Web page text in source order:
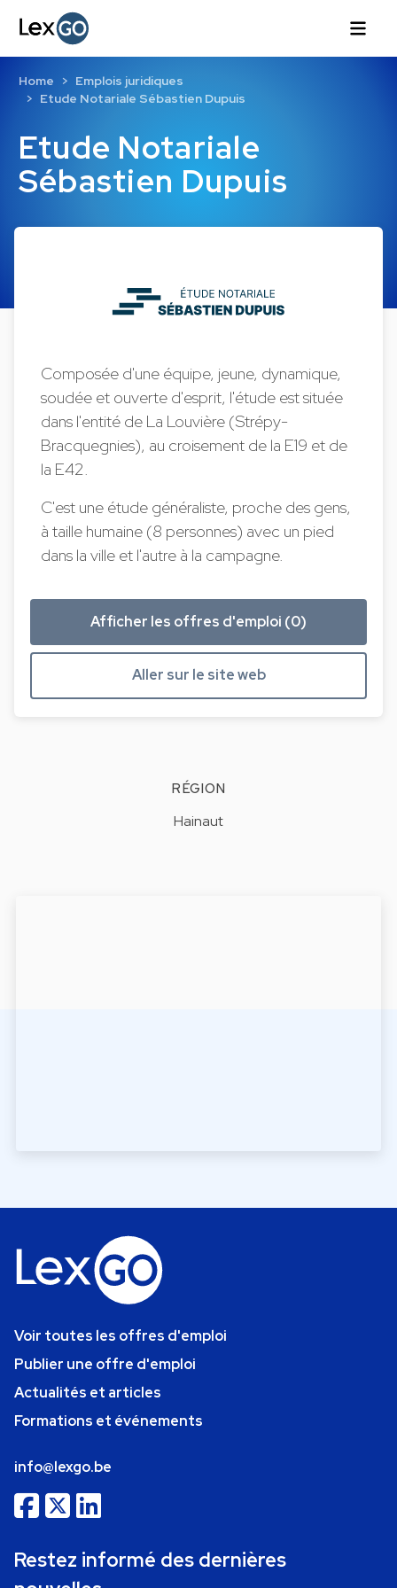
Etude Notariale
Sébastien Dupuis
Home
Emplois juridiques
Etude Notariale Sébastien Dupuis
Composée d'une équipe, jeune, dynamique,
soudée et ouverte d'esprit, l'étude est située
dans l'entité de La Louvière (Strépy-
Bracquegnies), au croisement de la E19 et de
la E42.
C'est une étude généraliste, proche des gens,
à taille humaine (8 personnes) avec un pied
dans la ville et l'autre à la campagne.
Afficher les offres d'emploi (0)
Aller sur le site web
RÉGION
Hainaut
Voir toutes les offres d'emploi
Publier une offre d'emploi
Actualités et articles
Formations et événements
info@lexgo.be
Restez informé des dernières